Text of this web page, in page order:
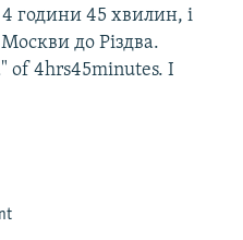
години 45 хвилин, і
до Різдва.
of 4hrs45minutes. I